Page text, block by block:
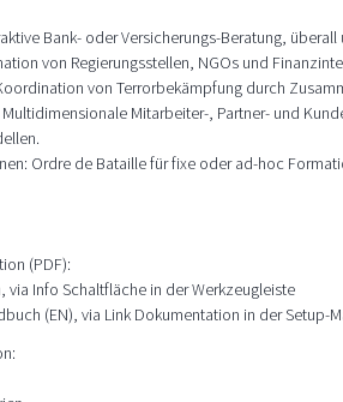
Bank- oder Versicherungs-Beratung,
von Regierungsstellen, NGOs und
von Terrorbekämpfung durch
Multidimensionale Mitarbeiter-, Partner- und
Ordre de Bataille für fixe oder ad-hoc
(PDF):
via Info Schaltfläche in der Werkzeugleiste
(EN), via Link Dokumentation in der Setup-